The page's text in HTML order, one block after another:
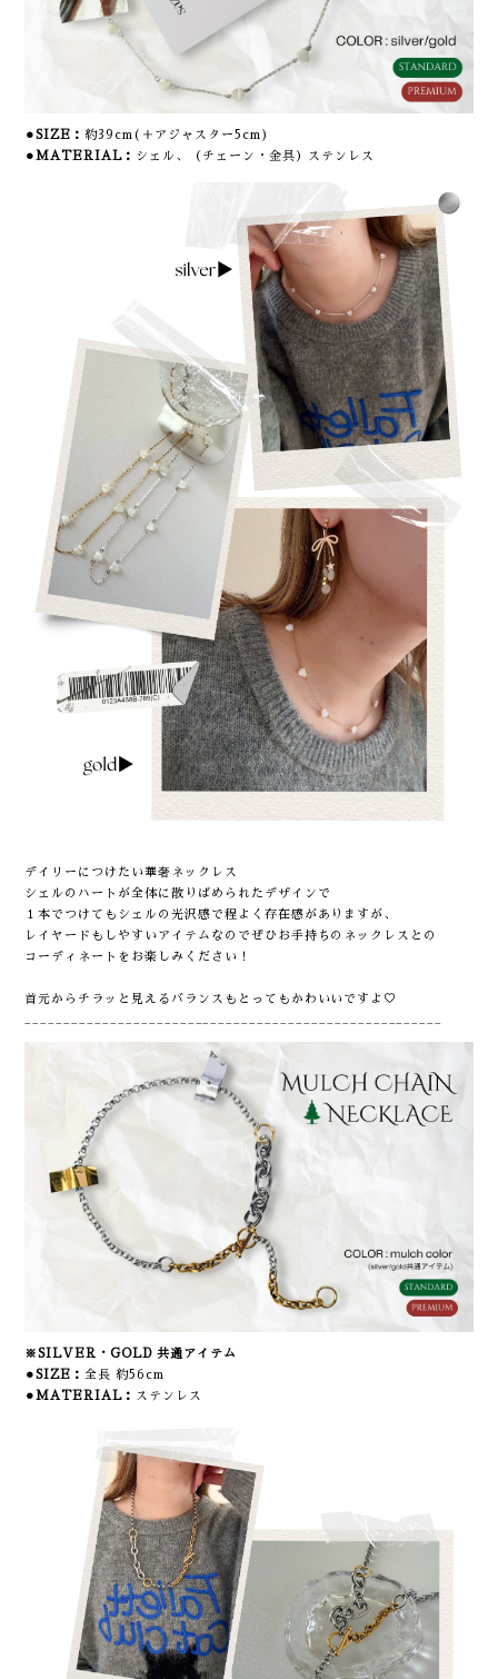
⚫︎SIZE：約39cm(＋アジャスター5cm)
⚫︎MATERIAL： シェル、（チェーン・金具）ステンレス
デイリーにつけたい華奢ネックレス
シェルのハートが全体に散りばめられたデザインで
１本でつけてもシェルの光沢感で程よく存在感がありますが、
レイヤードもしやすいアイテムなのでぜひお手持ちのネックレスとの
コーディネートをお楽しみください！
首元からチラッと見えるバランスもとってもかわいいですよ♡
※SILVER・GOLD 共通アイテム
⚫︎SIZE：全長 約56cm
⚫︎MATERIAL：
ステンレス